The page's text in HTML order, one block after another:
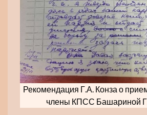
Рекомендация Г.А. Конза о
члены КПСС Башариной